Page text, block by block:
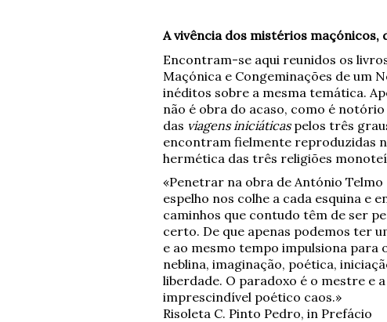
A vivência dos mistérios maçónicos,
Encontram-se aqui reunidos os
Maçónica e Congeminações de um
inéditos sobre a mesma temática.
não é obra do acaso, como é
das viagens iniciáticaspelos três
encontram fielmente reproduzidas
hermética das três religiões
«Penetrar na obra de António
espelho nos colhe a cada esquina e
caminhos que contudo têm de ser
certo. De que apenas podemos ter
e ao mesmo tempo impulsiona para
neblina, imaginação, poética,
liberdade. O paradoxo é o mestre e
imprescindível poético caos.»
Risoleta C. Pinto Pedro, in Prefácio